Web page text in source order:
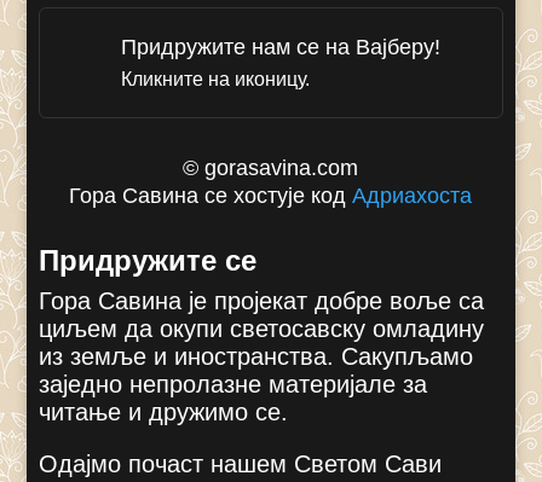
Придружите нам се на Вајберу!
Кликните на иконицу.
© gorasavina.com
Гора Савина се хостује кодАдриахоста
Придружите се
Гора Савина је пројекат добре воље са
циљем да окупи светосавску омладину
из земље и иностранства. Сакупљамо
заједно непролазне материјале за
читање и дружимо се.
Одајмо почаст нашем Светом Сави